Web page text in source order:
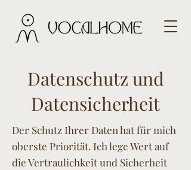
Datenschutz und
Datensicherheit
Der Schutz Ihrer Daten hat für mich
oberste Priorität. Ich lege Wert auf
die Vertraulichkeit und Sicherheit